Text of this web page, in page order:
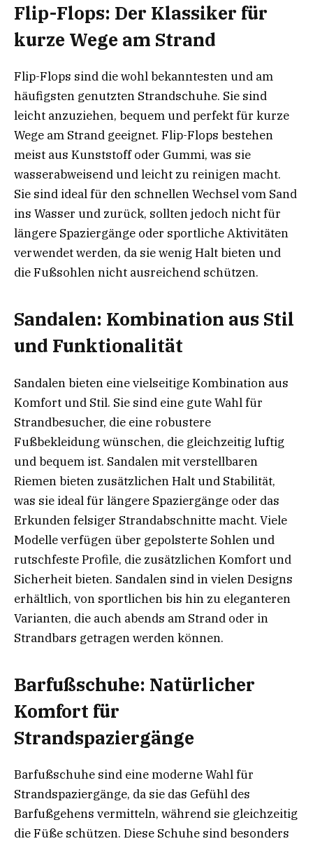
Flip-Flops: Der Klassiker für
kurze Wege am Strand
Flip-Flops sind die wohl bekanntesten und am
häufigsten genutzten Strandschuhe. Sie sind
leicht anzuziehen, bequem und perfekt für kurze
Wege am Strand geeignet. Flip-Flops bestehen
meist aus Kunststoff oder Gummi, was sie
wasserabweisend und leicht zu reinigen macht.
Sie sind ideal für den schnellen Wechsel vom Sand
ins Wasser und zurück, sollten jedoch nicht für
längere Spaziergänge oder sportliche Aktivitäten
verwendet werden, da sie wenig Halt bieten und
die Fußsohlen nicht ausreichend schützen.
Sandalen: Kombination aus Stil
und Funktionalität
Sandalen bieten eine vielseitige Kombination aus
Komfort und Stil. Sie sind eine gute Wahl für
Strandbesucher, die eine robustere
Fußbekleidung wünschen, die gleichzeitig luftig
und bequem ist. Sandalen mit verstellbaren
Riemen bieten zusätzlichen Halt und Stabilität,
was sie ideal für längere Spaziergänge oder das
Erkunden felsiger Strandabschnitte macht. Viele
Modelle verfügen über gepolsterte Sohlen und
rutschfeste Profile, die zusätzlichen Komfort und
Sicherheit bieten. Sandalen sind in vielen Designs
erhältlich, von sportlichen bis hin zu eleganteren
Varianten, die auch abends am Strand oder in
Strandbars getragen werden können.
Barfußschuhe: Natürlicher
Komfort für
Strandspaziergänge
Barfußschuhe sind eine moderne Wahl für
Strandspaziergänge, da sie das Gefühl des
Barfußgehens vermitteln, während sie gleichzeitig
die Füße schützen. Diese Schuhe sind besonders